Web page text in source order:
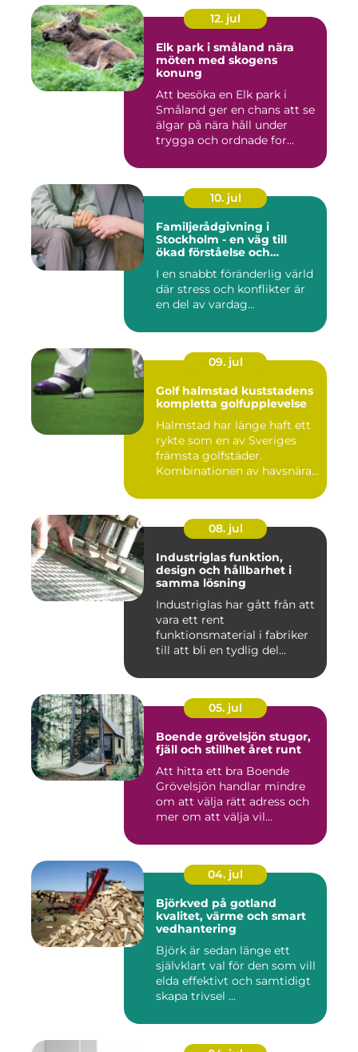
12. jul
Elk park i småland nära
möten med skogens
konung
Att besöka en Elk park i
Småland ger en chans att se
älgar på nära håll under
trygga och ordnade for...
10. jul
Familjerådgivning i
Stockholm - en väg till
ökad förståelse och
I en snabbt föränderlig värld
där stress och konflikter är
en del av vardag...
09. jul
Golf halmstad kuststadens
kompletta golfupplevelse
Halmstad har länge haft ett
rykte som en av Sveriges
främsta golfstäder.
Kombinationen av havsnära
08. jul
Industriglas funktion,
design och hållbarhet i
samma lösning
Industriglas har gått från att
vara ett rent
funktionsmaterial i fabriker
till att bli en tydlig del...
05. jul
Boende grövelsjön stugor,
fjäll och stillhet året runt
Att hitta ett bra Boende
Grövelsjön handlar mindre
om att välja rätt adress och
mer om att välja vil...
04. jul
Björkved på gotland
kvalitet, värme och smart
vedhantering
Björk är sedan länge ett
självklart val för den som vill
elda effektivt och samtidigt
skapa trivsel ...